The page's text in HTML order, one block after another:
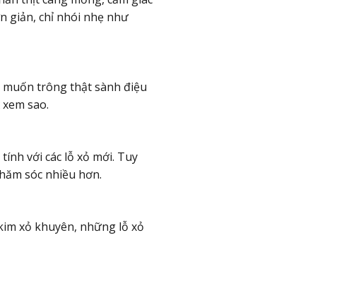
giản, chỉ nhói nhẹ như
muốn trông thật sành điệu
sao.
với các lỗ xỏ mới. Tuy
sóc nhiều hơn.
xỏ khuyên, những lỗ xỏ